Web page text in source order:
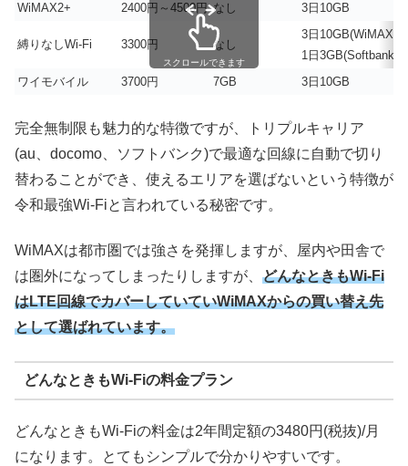
WiMAX2+
2400円～4500円 なし 3日10GB
縛りなしWi-Fi 3300円 なし
3日10GB(WiMAX端
1日3GB(Softbank
ワイモバイル
3700円 7GB 3日10GB
スクロールできます
完全無制限も魅力的な特徴ですが、トリプルキャリア
(au、docomo、ソフトバンク)で最適な回線に自動で切り
替わることができ、使えるエリアを選ばないという特徴が
令和最強Wi-Fiと言われている秘密です。
WiMAXは都市圏では強さを発揮しますが、屋内や田舎で
は圏外になってしまったりしますが、 どんなときもWi-Fi
はLTE回線でカバーしていていWiMAXからの買い替え先
として選ばれています。
どんなときもWi-Fiの料金プラン
どんなときもWi-Fiの料金は2年間定額の3480円(税抜)/月
になります。とてもシンプルで分かりやすいです。